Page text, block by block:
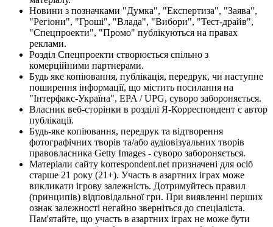
Новини з позначками "Думка", "Експертиза", "Заява",
"Регіони", "Гроші", "Влада", "Вибори", "Тест-драйв",
"Спецпроекти", "Промо" публікуються на правах
реклами.
Розділ Спецпроекти створюється спільно з
комерційними партнерами.
Будь яке копіювання, публікація, передрук, чи наступне
поширення інформації, що містить посилання на
"Інтерфакс-Україна", EPA / UPG, суворо забороняється.
Власник веб-сторінки в розділі Я-Корреспондент є автор
публікації.
Будь-яке копіювання, передрук та відтворення
фотографічних творів та/або аудіовізуальних творів
правовласника Getty Images - суворо забороняється.
Матеріали сайту korrespondent.net призначені для осіб
старше 21 року (21+). Участь в азартних іграх може
викликати ігрову залежність. Дотримуйтесь правил
(принципів) відповідальної гри. При виявленні перших
ознак залежності негайно зверніться до спеціаліста.
Пам'ятайте, що участь в азартних іграх не може бути